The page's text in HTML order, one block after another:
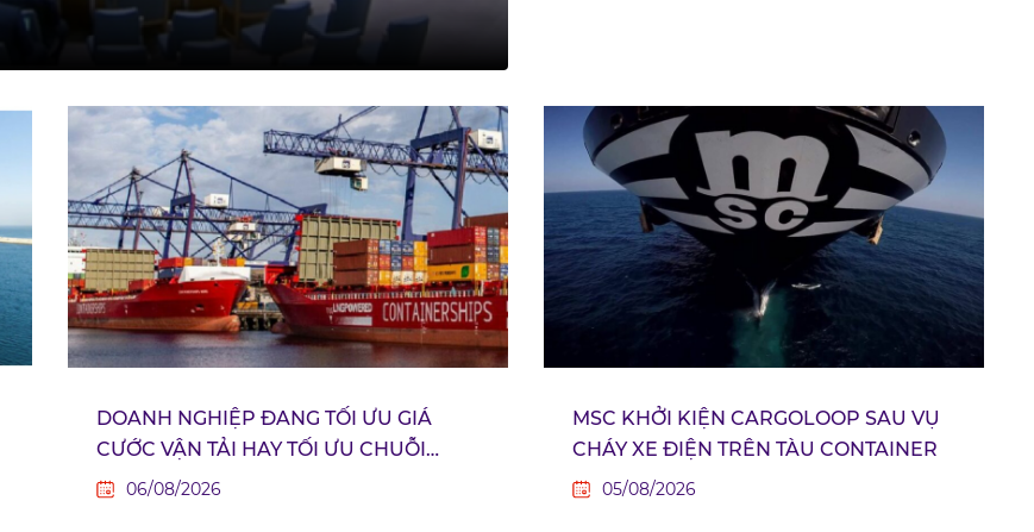
DOANH NGHIỆP ĐANG TỐI ƯU GIÁ
CƯỚC VẬN TẢI HAY TỐI ƯU CHUỖI
CUNG ỨNG?
06/08/2026
MSC KHỞI KIỆN CARGOLOOP SAU VỤ
CHÁY XE ĐIỆN TRÊN TÀU CONTAINER
05/08/2026